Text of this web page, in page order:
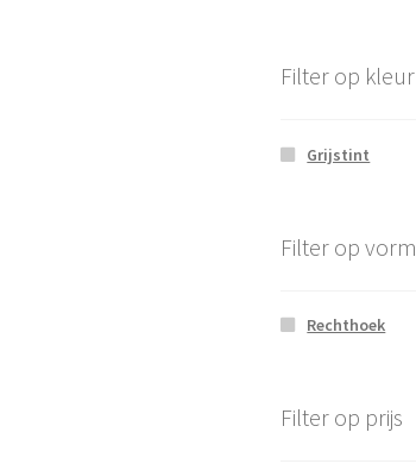
Filter op kleur
Grijstint
Filter op vorm
Rechthoek
Filter op prijs